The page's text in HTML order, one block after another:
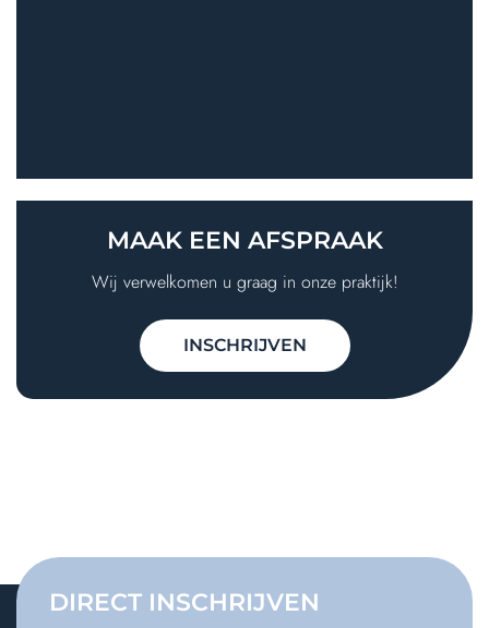
MAAK EEN AFSPRAAK
Wij verwelkomen u graag in onze praktijk!
INSCHRIJVEN
DIRECT INSCHRIJVEN